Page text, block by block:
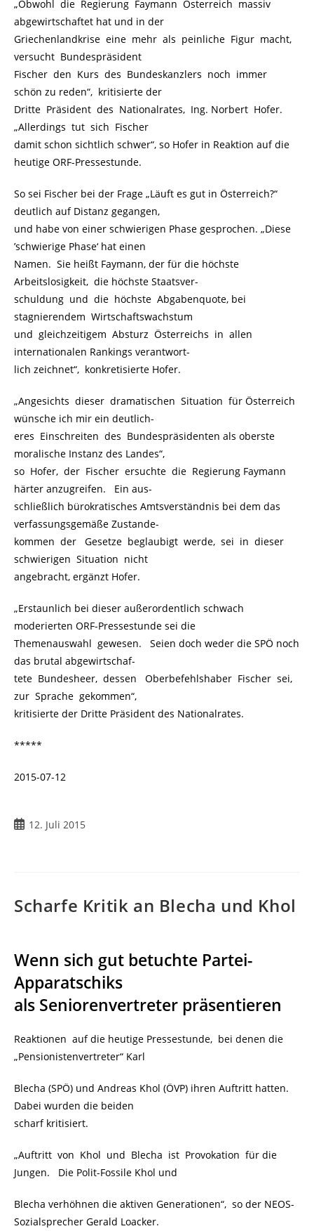
„Obwohl die Regierung Faymann Österreich massiv
abgewirtschaftet hat und in der
Griechenlandkrise eine mehr als peinliche Figur macht,
versucht Bundespräsident
Fischer den Kurs des Bundeskanzlers noch immer
schön zu reden“, kritisierte der
Dritte Präsident des Nationalrates, Ing. Norbert Hofer.
„Allerdings tut sich Fischer
damit schon sichtlich schwer“, so Hofer in Reaktion auf die
heutige ORF-Pressestunde.
So sei Fischer bei der Frage „Läuft es gut in Österreich?“
deutlich auf Distanz gegangen,
und habe von einer schwierigen Phase gesprochen. „Diese
’schwierige Phase‘ hat einen
Namen. Sie heißt Faymann, der für die höchste
Arbeitslosigkeit, die höchste Staatsver-
schuldung und die höchste Abgabenquote, bei
stagnierendem Wirtschaftswachstum
und gleichzeitigem Absturz Österreichs in allen
internationalen Rankings verantwort-
lich zeichnet“, konkretisierte Hofer.
„Angesichts dieser dramatischen Situation für Österreich
wünsche ich mir ein deutlich-
eres Einschreiten des Bundespräsidenten als oberste
moralische Instanz des Landes“,
so Hofer, der Fischer ersuchte die Regierung Faymann
härter anzugreifen. Ein aus-
schließlich bürokratisches Amtsverständnis bei dem das
verfassungsgemäße Zustande-
kommen der Gesetze beglaubigt werde, sei in dieser
schwierigen Situation nicht
angebracht, ergänzt Hofer.
„Erstaunlich bei dieser außerordentlich schwach
moderierten ORF-Pressestunde sei die
Themenauswahl gewesen. Seien doch weder die SPÖ noch
das brutal abgewirtschaf-
tete Bundesheer, dessen Oberbefehlshaber Fischer sei,
zur Sprache gekommen“,
kritisierte der Dritte Präsident des Nationalrates.
*****
2015-07-12
12. Juli 2015
Scharfe Kritik an Blecha und Khol
Wenn sich gut betuchte Partei-
Apparatschiks
als Seniorenvertreter präsentieren
Reaktionen auf die heutige Pressestunde, bei denen die
„Pensionistenvertreter“ Karl
Blecha (SPÖ) und Andreas Khol (ÖVP) ihren Auftritt hatten.
Dabei wurden die beiden
scharf kritisiert.
„Auftritt von Khol und Blecha ist Provokation für die
Jungen. Die Polit-Fossile Khol und
Blecha verhöhnen die aktiven Generationen“, so der NEOS-
Sozialsprecher Gerald Loacker.